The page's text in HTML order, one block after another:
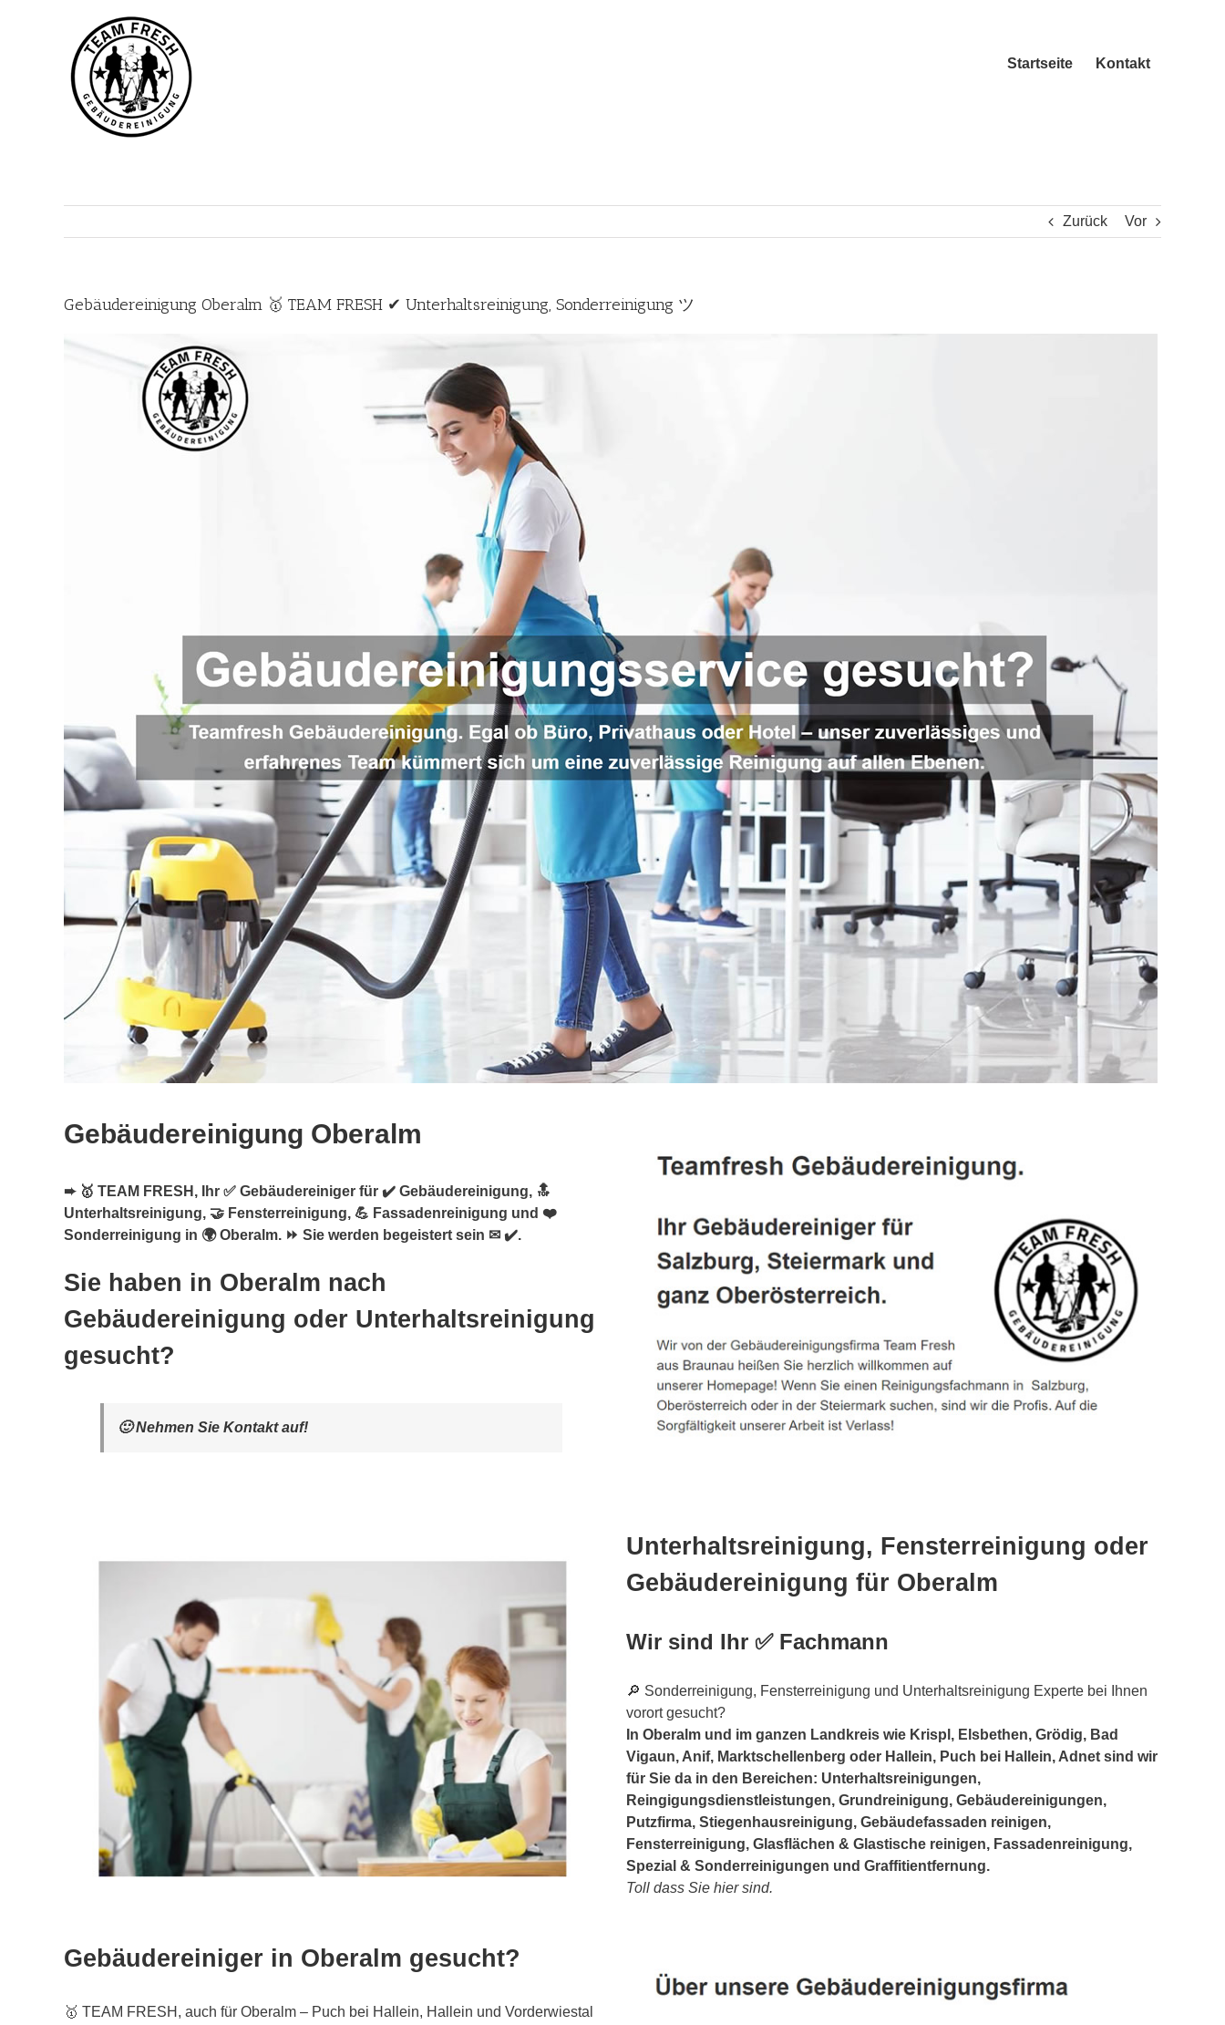
Startseite Kontakt
Zurück Vor
Gebäudereinigung Oberalm 🥇 TEAM FRESH ✔ Unterhaltsreinigung, Sonderreinigung ツ
Gebäudereinigung Oberalm
➨ 🥇 TEAM FRESH, Ihr ✅ Gebäudereiniger für ✔️ Gebäudereinigung, 🔝
Unterhaltsreinigung, 🤝 Fensterreinigung, 💪 Fassadenreinigung und ❤️
Sonderreinigung in 🌍 Oberalm. ⏩ Sie werden begeistert sein ✉ ✔️.
Sie haben in Oberalm nach
Gebäudereinigung oder Unterhaltsreinigung
gesucht?
🙂 Nehmen Sie Kontakt auf!
Unterhaltsreinigung, Fensterreinigung oder
Gebäudereinigung für Oberalm
Wir sind Ihr ✅ Fachmann
🔎 Sonderreinigung, Fensterreinigung und Unterhaltsreinigung Experte bei Ihnen
vorort gesucht?
In Oberalm und im ganzen Landkreis wie Krispl, Elsbethen, Grödig, Bad
Vigaun, Anif, Marktschellenberg oder Hallein, Puch bei Hallein, Adnet sind wir
für Sie da in den Bereichen: Unterhaltsreinigungen,
Reingigungsdienstleistungen, Grundreinigung, Gebäudereinigungen,
Putzfirma, Stiegenhausreinigung, Gebäudefassaden reinigen,
Fensterreinigung, Glasflächen & Glastische reinigen, Fassadenreinigung,
Spezial & Sonderreinigungen und Graffitientfernung.
Toll dass Sie hier sind.
Gebäudereiniger in Oberalm gesucht?
🥇 TEAM FRESH, auch für Oberalm – Puch bei Hallein, Hallein und Vorderwiestal